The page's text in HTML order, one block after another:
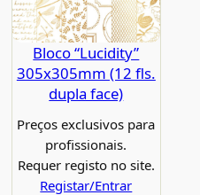
Bloco “Lucidity”
305x305mm (12 fls.
dupla face)
Preços exclusivos para
profissionais.
Requer registo no site.
Registar/Entrar